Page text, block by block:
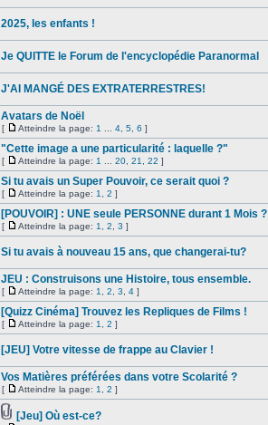
2025, les enfants !
Je QUITTE le Forum de l'encyclopédie Paranormal
J'AI MANGÉ DES EXTRATERRESTRES!
Avatars de Noël
[ Atteindre la page: 1 4, 5, 6 ]
"Cette image a une particularité : laquelle ?"
[ Atteindre la page: 1 20, 21 22 ]
Si tu avais un Super Pouvoir, ce serait quoi ?
[ Atteindre la page: 1 2 ]
[POUVOIR] : UNE seule PERSONNE durant 1 Mois ?
[ Atteindre la page: 1 2 3 ]
Si tu avais à nouveau 15 ans, que changerai-tu?
JEU : Construisons une Histoire, tous ensemble.
[ Atteindre la page: 1 2 3 4]
[Quizz Cinéma] Trouvez les Repliques de Films !
[ Atteindre la page: 1 2 ]
[JEU] Votre vitesse de frappe au Clavier !
Vos Matières préférées dans votre Scolarité ?
[ Atteindre la page: 1 2 ]
[Jeu] Où est-ce?